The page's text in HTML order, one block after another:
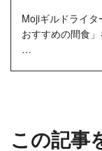
Mojiギルドライ
おすすめの間食」
この記事